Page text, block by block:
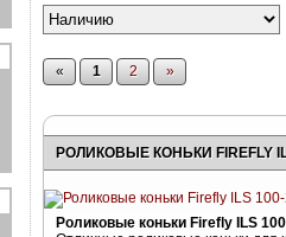
« 1 2 »
РОЛИКОВЫЕ КОНЬКИ FIREFLY
Роликовые коньки Firefly ILS 100